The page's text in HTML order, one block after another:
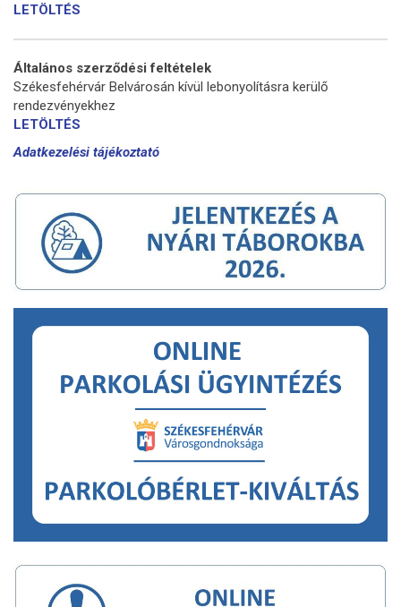
LETÖLTÉS
Általános szerződési feltételek
Székesfehérvár Belvárosán kívül lebonyolításra kerülő
rendezvényekhez
LETÖLTÉS
Adatkezelési tájékoztató